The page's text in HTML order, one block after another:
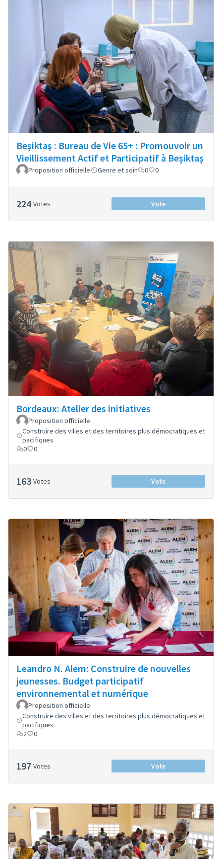
Beşiktaş : Bureau de Vie 65+ : Promouvoir un
Vieillissement Actif et Participatif à Beşiktaş
Proposition officielle Genre et soin 0 0
224 Votes Vote
Bordeaux: Atelier des initiatives
Proposition officielle
Construire des villes et des territoires plus démocratiques et
pacifiques
0
0
163 Votes Vote
Leandro N. Alem: Construire de nouvelles
jeunesses. Budget participatif
environnemental et numérique
Proposition officielle
Construire des villes et des territoires plus démocratiques et
pacifiques
2
0
197 Votes Vote